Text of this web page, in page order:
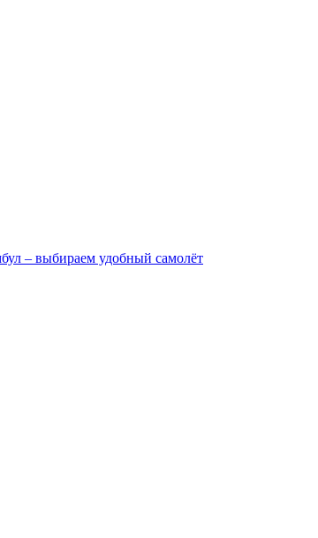
– выбираем удобный самолёт